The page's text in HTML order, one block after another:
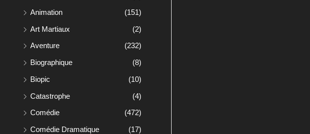
Animation
(151)
Art Martiaux
(2)
Aventure
(232)
Biographique
(8)
Biopic
(10)
Catastrophe
(4)
Comédie
(472)
Comédie Dramatique
(17)